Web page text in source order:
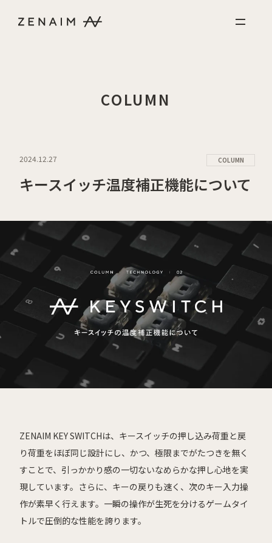
COLUMN
2024.12.27 COLUMN
キースイッチ温度補正機能について
ZENAIM KEY SWITCHは、キースイッチの押し込み荷重と戻
り荷重をほぼ同じ設計にし、かつ、極限までがたつきを無く
すことで、引っかかり感の一切ないなめらかな押し心地を実
現しています。さらに、キーの戻りも速く、次のキー入力操
作が素早く行えます。一瞬の操作が生死を分けるゲームタイ
トルで圧倒的な性能を誇ります。